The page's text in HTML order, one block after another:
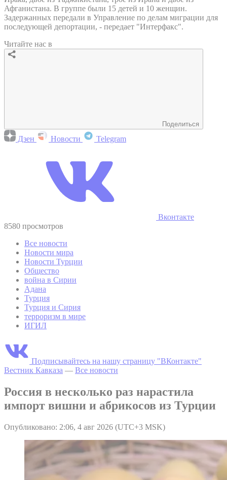
Афганистана. В группе были 15 детей и 10 женщин.
Задержанных передали в Управление по делам миграции для
последующей депортации, - передает "Интерфакс".
Читайте нас в
Поделиться
Дзен Новости Telegram
Вконтакте
8580 просмотров
Все новости
Новости мира
Новости Турции
Общество
война в Сирии
Адана
Турция
Турция и Сирия
терроризм в мире
ИГИЛ
Подписывайтесь на нашу страницу "ВКонтакте"
Вестник Кавказа — Все новости
Россия в несколько раз нарастила
импорт вишни и абрикосов из Турции
Опубликовано: 2:06, 4 авг 2026 (UTC+3 MSK)